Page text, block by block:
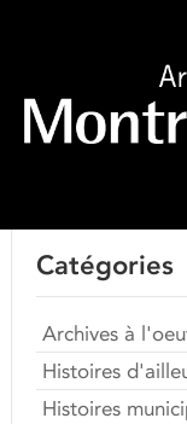
Catégories
Archives à
Histoires
Histoires